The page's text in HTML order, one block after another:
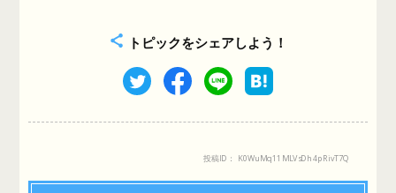
トピックをシェアしよう！
投稿ID： K0WuMq11MLVsDh4pRivT7Q